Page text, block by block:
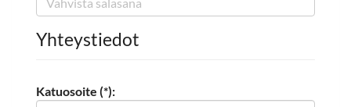
Yhteystiedot
Katuosoite (*):